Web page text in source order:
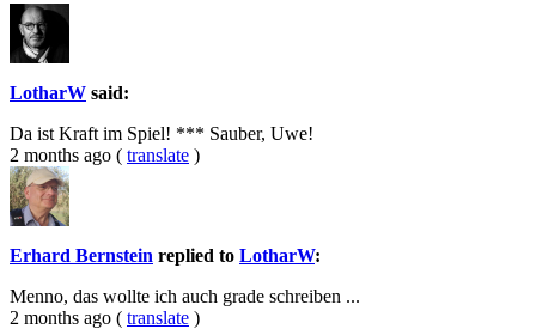
LotharW said:
Da ist Kraft im Spiel! *** Sauber, Uwe!
2 months ago ( translate )
Erhard Bernstein replied to LotharW:
Menno, das wollte ich auch grade schreiben ...
2 months ago ( translate )